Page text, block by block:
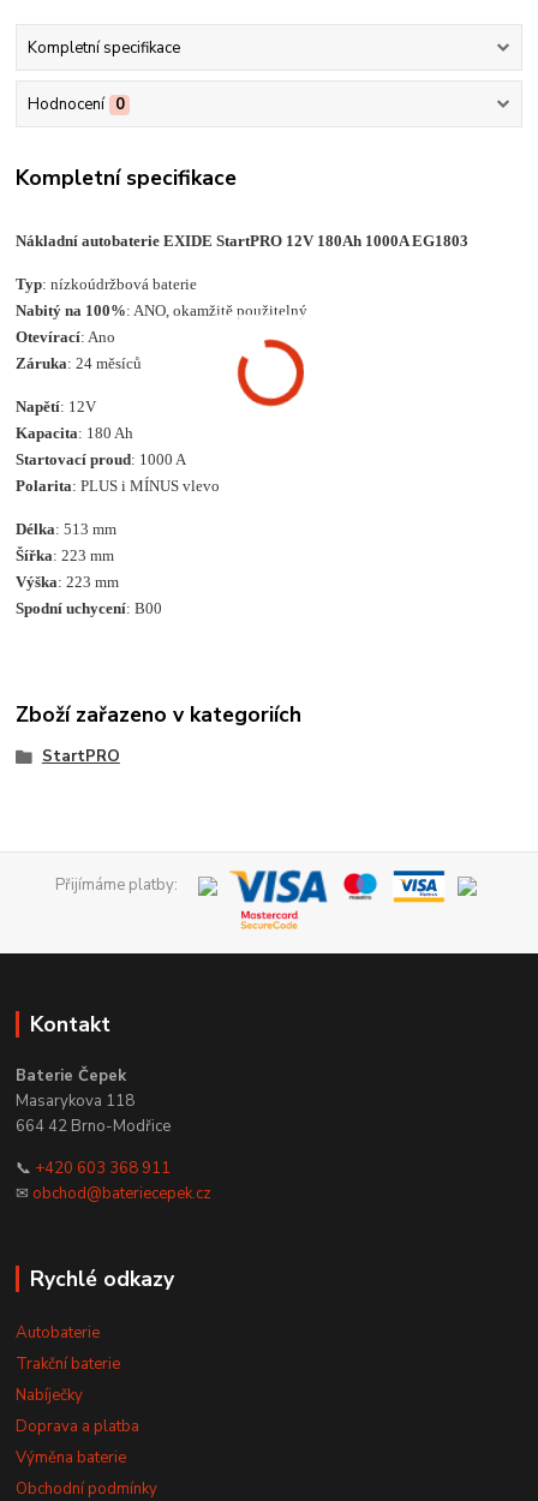
Kompletní specifikace
Hodnocení 0
Kompletní specifikace
Nákladní autobaterie EXIDE StartPRO 12V 180Ah 1000A EG1803
Typ: nízkoúdržbová baterie
Nabitý na 100%: ANO, okamžitě použitelný
Otevírací: Ano
Záruka: 24 měsíců
Napětí: 12V
Kapacita: 180 Ah
Startovací proud: 1000 A
Polarita: PLUS i MÍNUS vlevo
Délka: 513 mm
Šířka: 223 mm
Výška: 223 mm
Spodní uchycení: B00
Zboží zařazeno v kategoriích
StartPRO
Přijímáme platby:
Kontakt
Baterie Čepek
Masarykova 118
664 42 Brno-Modřice
📞 +420 603 368 911
✉ obchod@bateriecepek.cz
Rychlé odkazy
Autobaterie
Trakční baterie
Nabíječky
Doprava a platba
Výměna baterie
Obchodní podmínky